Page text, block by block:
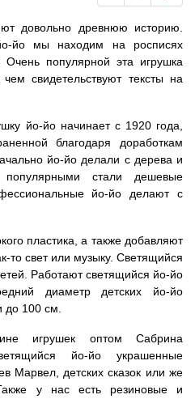
довольно древнюю историю.
йо мы находим на росписях
популярной эта игрушка
свидетельствуют тексты на
йо-йо начинает с 1920 года,
благодаря доработкам
йо-йо делали с дерева и
стали дешевые
йо-йо делают с
пластика, а также добавляют
то свет или музыку. Светящийся
Работают светящийся йо-йо
диаметр детских йо-йо
до 100 см.
игрушек оптом Сабрина
йо-йо украшенные
Марвел, детских сказок или же
у нас есть резиновые и